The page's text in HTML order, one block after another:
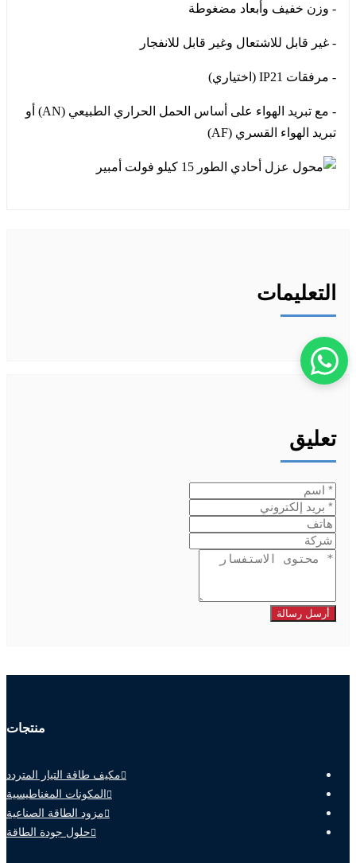
- وزن خفيف وأبعاد مضغوطة
- غير قابل للاشتعال وغير قابل للانفجار
- مرفقات IP21 (اختياري)
- مع تبريد الهواء على أساس الحمل الحراري الطبيعي (AN) أو
تبريد الهواء القسري (AF)
التعليمات
تعليق
أرسل رسالة
منتجات
مكيف طاقة التيار المتردد
المكونات المغناطيسية
مزود الطاقة الصناعية
حلول جودة الطاقة